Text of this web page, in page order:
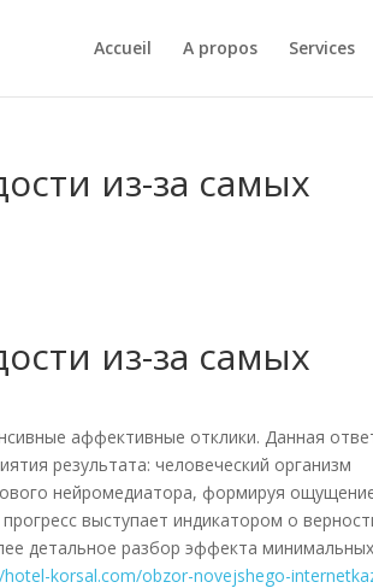
Accueil A propos Services
из-за самых
из-за самых
аффективные отклики. Данная
результата: человеческий организм
нейромедиатора, формируя
выступает индикатором о
детальное разбор эффекта минимальных
korsal.com/obzor-novejshego-